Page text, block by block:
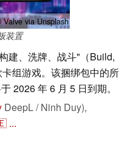
via Unsplash
装置
建、洗牌、战斗"（Build,
组游戏。该捆绑包中的所
2026 年 6 月 5 日到期。
DeepL / Ninh Duy),
...